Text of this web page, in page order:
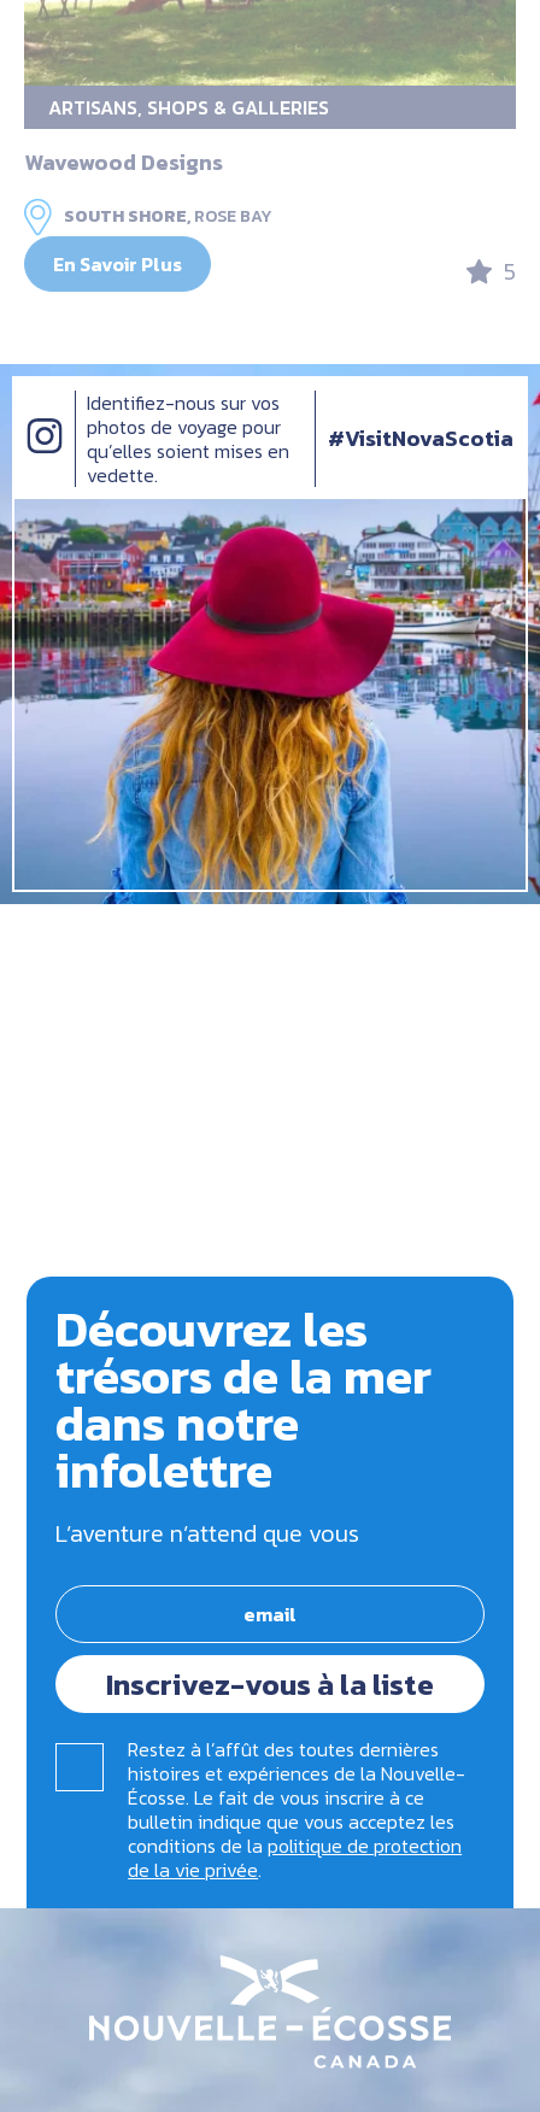
ARTISANS, SHOPS & GALLERIES
Wavewood Designs
SOUTH SHORE,ROSE BAY
En Savoir Plus 5
Identifiez-nous sur vos
photos de voyage pour
qu’elles soient mises en
vedette.
#VisitNovaScotia
Découvrez les
trésors de la mer
dans notre
infolettre
L’aventure n’attend que vous
Inscrivez-vous à la liste
Restez à l’affût des toutes dernières
histoires et expériences de la Nouvelle-
Écosse. Le fait de vous inscrire à ce
bulletin indique que vous acceptez les
conditions de lapolitique de protection
de la vie privée.